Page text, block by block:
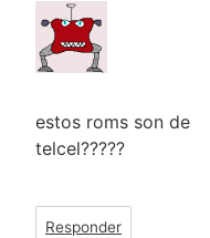
estos roms son de
telcel?????
Responder